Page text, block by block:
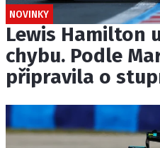
NOVINKY
Lewis Hamilton
chybu. Podle
připravila o